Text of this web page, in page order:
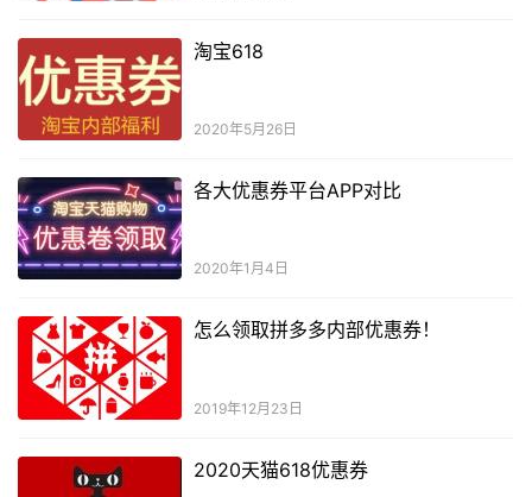
淘宝618
2020年5月26日
各大优惠券平台APP对比
2020年1月4日
怎么领取拼多多内部优惠券！
2019年12月23日
2020天猫618优惠券